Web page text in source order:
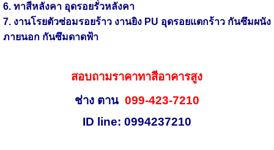
6. ทาสีหลังคา อุดรอยรั่วหลังคา
7. งานโรยตัวซ่อมรอยร้าว งานยิง PU อุดรอยแตกร้าว กันซึมผนัง
ภายนอก กันซึมดาดฟ้า
สอบถามราคาทาสีอาคารสูง
ช่าง ตาน 099-423-7210
ID line: 0994237210